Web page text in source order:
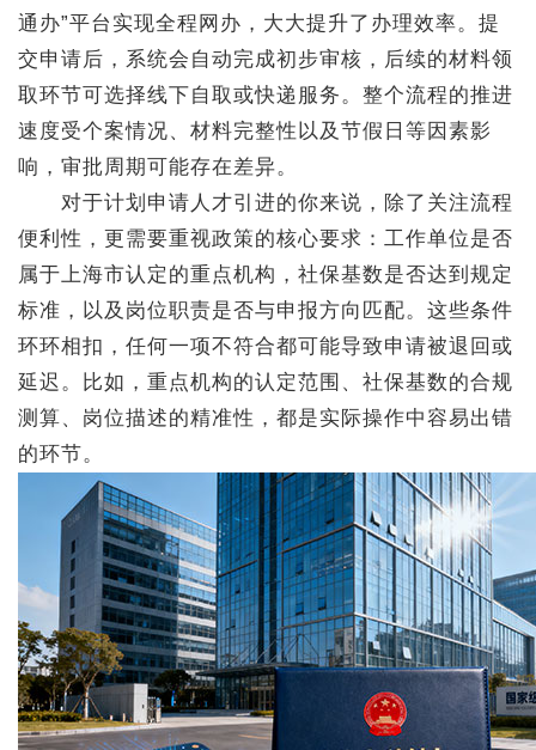
通办”平台实现全程网办，大大提升了办理效率。提
交申请后，系统会自动完成初步审核，后续的材料领
取环节可选择线下自取或快递服务。整个流程的推进
速度受个案情况、材料完整性以及节假日等因素影
响，审批周期可能存在差异。
对于计划申请人才引进的你来说，除了关注流程
便利性，更需要重视政策的核心要求：工作单位是否
属于上海市认定的重点机构，社保基数是否达到规定
标准，以及岗位职责是否与申报方向匹配。这些条件
环环相扣，任何一项不符合都可能导致申请被退回或
延迟。比如，重点机构的认定范围、社保基数的合规
测算、岗位描述的精准性，都是实际操作中容易出错
的环节。